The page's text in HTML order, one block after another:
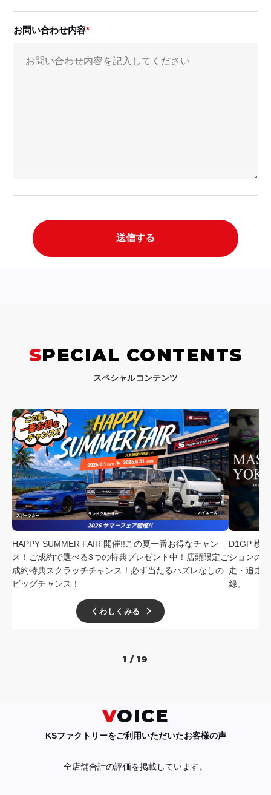
お問い合わせ内容
SPECIAL CONTENTS
スペシャルコンテンツ
HAPPY SUMMER FAIR 開催!!この夏一番お得なチャン
ス！ご成約で選べる3つの特典プレゼント中！店頭限定ご
成約特典スクラッチチャンス！必ず当たるハズレなしの
ビッグチャンス！
くわしくみる
D1GP 横
ションの
走・追走
録。
1 / 19
VOICE
KSファクトリーをご利用いただいたお客様の声
全店舗合計の評価を掲載しています。